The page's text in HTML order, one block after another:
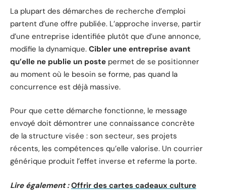
La plupart des démarches de recherche d’emploi
partent d’une offre publiée. L’approche inverse, partir
d’une entreprise identifiée plutôt que d’une annonce,
modifie la dynamique. Cibler une entreprise avant
qu’elle ne publie un poste permet de se positionner
au moment où le besoin se forme, pas quand la
concurrence est déjà massive.
Pour que cette démarche fonctionne, le message
envoyé doit démontrer une connaissance concrète
de la structure visée : son secteur, ses projets
récents, les compétences qu’elle valorise. Un courrier
générique produit l’effet inverse et referme la porte.
Lire également : Offrir des cartes cadeaux culture